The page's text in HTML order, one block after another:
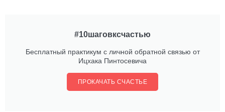
#10шаговксчастью
Бесплатный практикум с личной обратной связью от
Ицхака Пинтосевича
ПРОКАЧАТЬ СЧАСТЬЕ